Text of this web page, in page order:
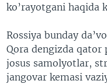
ko’rayotgani haqida
Rossiya bunday
Qora dengizda qator
josus samolyotlar,
jangovar kemasi